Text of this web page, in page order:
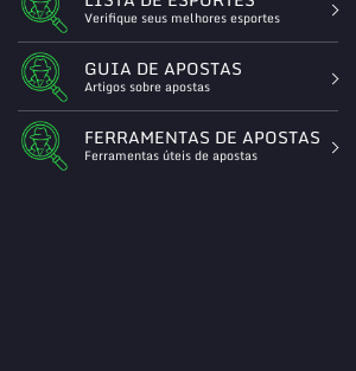
Verifique seus melhores esportes
GUIA DE APOSTAS
Artigos sobre apostas
FERRAMENTAS DE APOSTAS
Ferramentas úteis de apostas